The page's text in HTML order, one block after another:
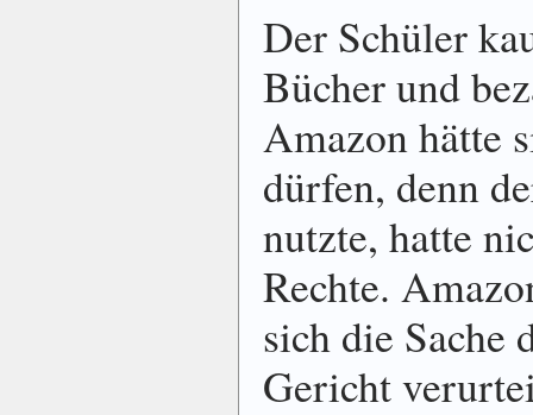
Der Schüler
Bücher und
Amazon hätte
dürfen, denn
nutzte, hatte
Rechte.
sich die Sache
Gericht